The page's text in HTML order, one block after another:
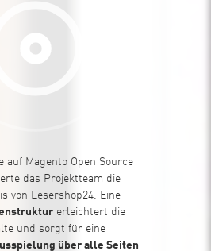
auf Magento Open Source
das Projektteam die
von Lesershop24. Eine
erleichtert die
und sorgt für eine
über alle Seiten